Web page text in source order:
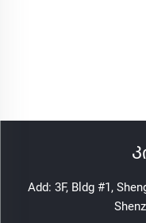
Add: 3F, Bldg #1,